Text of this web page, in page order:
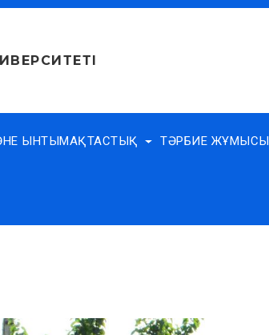
ЫНТЫМАҚТАСТЫҚ ТӘРБИЕ ЖҰМЫСЫ